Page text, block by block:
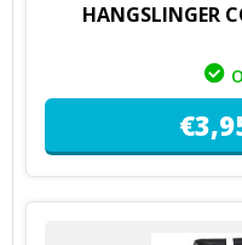
HANGSLINGER
€3,